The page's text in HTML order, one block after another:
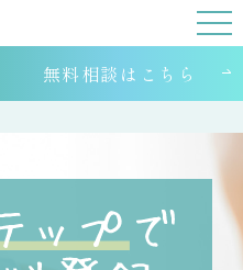
無料相談はこちら